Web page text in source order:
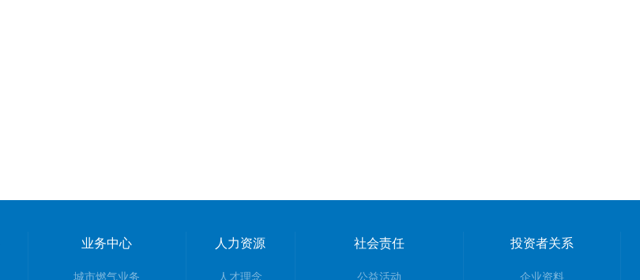
业务中心
城市燃气业务
人力资源
人才理念
社会责任
公益活动
投资者关系
企业资料